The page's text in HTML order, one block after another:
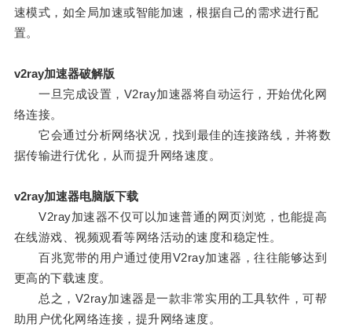
速模式，如全局加速或智能加速，根据自己的需求进行配
置。
v2ray加速器破解版
一旦完成设置，V2ray加速器将自动运行，开始优化网
络连接。
它会通过分析网络状况，找到最佳的连接路线，并将数
据传输进行优化，从而提升网络速度。
v2ray加速器电脑版下载
V2ray加速器不仅可以加速普通的网页浏览，也能提高
在线游戏、视频观看等网络活动的速度和稳定性。
百兆宽带的用户通过使用V2ray加速器，往往能够达到
更高的下载速度。
总之，V2ray加速器是一款非常实用的工具软件，可帮
助用户优化网络连接，提升网络速度。